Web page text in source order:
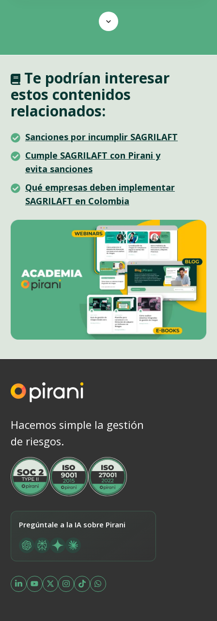
Scroll
Te podrían interesar
estos contenidos
relacionados:
Sanciones por incumplir SAGRILAFT
Sanciones
por
incumplir
Cumple SAGRILAFT con Pirani y
evita sanciones
Cumple
SAGRILAFT
con
Pirani
evita
Qué empresas deben implementar
SAGRILAFT en Colombia
Qué
empresas
implementar
Colombia
Hacemos simple la gestión
de riesgos.
Pregúntale a la IA sobre Pirani